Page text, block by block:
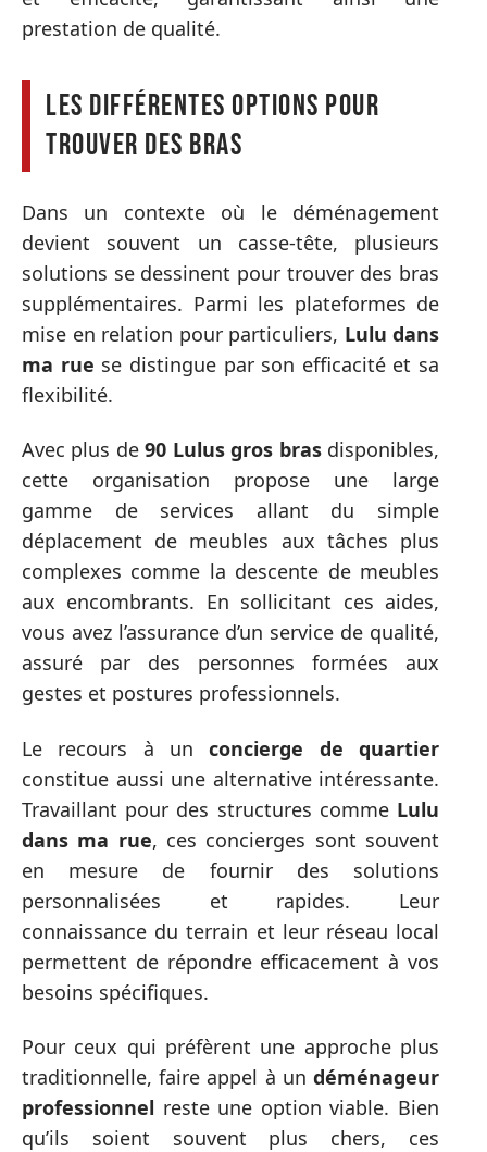
prestation de qualité.
Les différentes options pour
trouver des bras
Dans un contexte où le déménagement
devient souvent un casse-tête, plusieurs
solutions se dessinent pour trouver des bras
supplémentaires. Parmi les plateformes de
mise en relation pour particuliers, Lulu dans
ma rue se distingue par son efficacité et sa
flexibilité.
Avec plus de90 Lulus gros brasdisponibles,
cette organisation propose une large
gamme de services allant du simple
déplacement de meubles aux tâches plus
complexes comme la descente de meubles
aux encombrants. En sollicitant ces aides,
vous avez l’assurance d’un service de qualité,
assuré par des personnes formées aux
gestes et postures professionnels.
Le recours à unconcierge de quartier
constitue aussi une alternative intéressante.
Travaillant pour des structures comme Lulu
dans ma rue, ces concierges sont souvent
en mesure de fournir des solutions
personnalisées et rapides. Leur
connaissance du terrain et leur réseau local
permettent de répondre efficacement à vos
besoins spécifiques.
Pour ceux qui préfèrent une approche plus
traditionnelle, faire appel à un déménageur
professionnel reste une option viable. Bien
qu’ils soient souvent plus chers, ces